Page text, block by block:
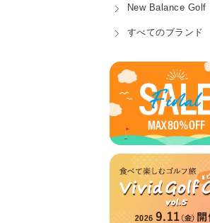
New Balance Golf
すべてのブランド